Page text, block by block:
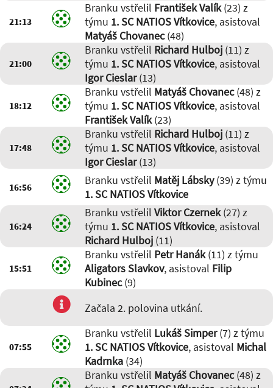
21:13
Branku vstřelil František Valík(23) z
týmu 1. SC NATIOS Vítkovice, asistoval
Matyáš Chovanec(48)
21:00
Branku vstřelil Richard Hulboj(11) z
týmu 1. SC NATIOS Vítkovice, asistoval
Igor Cieslar(13)
18:12
Branku vstřelil Matyáš Chovanec(48) z
týmu 1. SC NATIOS Vítkovice, asistoval
František Valík(23)
17:48
Branku vstřelil Richard Hulboj(11) z
týmu 1. SC NATIOS Vítkovice, asistoval
Igor Cieslar(13)
16:56 Branku vstřelil Matěj Lábsky(39) z týmu
1. SC NATIOS Vítkovice
16:24
Branku vstřelil Viktor Czernek(27) z
týmu 1. SC NATIOS Vítkovice, asistoval
Richard Hulboj(11)
15:51
Branku vstřelil Petr Hanák(11) z týmu
Aligators Slavkov, asistoval Filip
Kubinec(9)
Začala 2. polovina utkání.
07:55
Branku vstřelil Lukáš Simper(7) z týmu
1. SC NATIOS Vítkovice, asistoval Michal
Kadrnka(34)
Branku vstřelil Matyáš Chovanec(48) z